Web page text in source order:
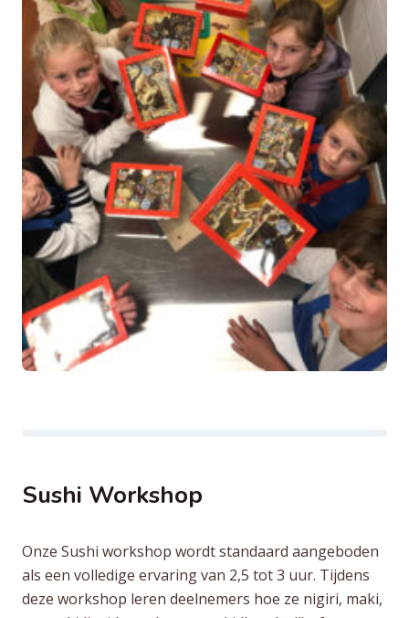
Sushi Workshop
Onze Sushi workshop wordt standaard aangeboden
als een volledige ervaring van 2,5 tot 3 uur. Tijdens
deze workshop leren deelnemers hoe ze nigiri, maki,